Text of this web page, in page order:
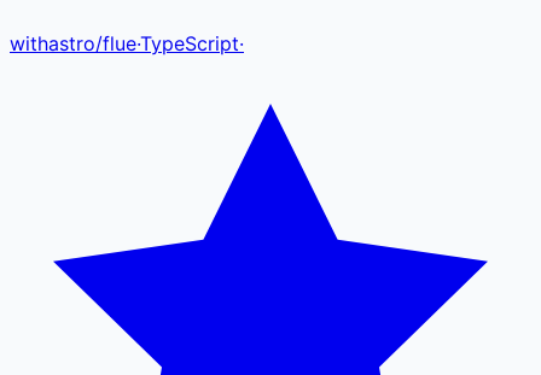
withastro/flue·TypeScript·